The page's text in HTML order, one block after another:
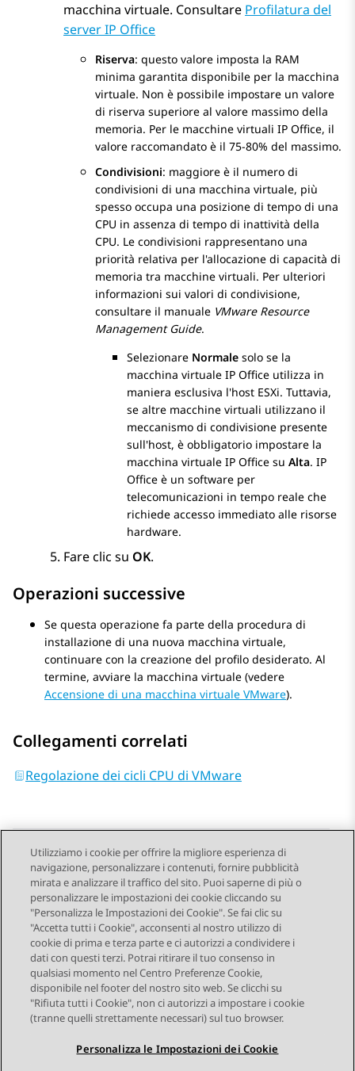
macchina virtuale. Consultare Profilatura del
server IP Office
Riserva: questo valore imposta la RAM
minima garantita disponibile per la macchina
virtuale. Non è possibile impostare un valore
di riserva superiore al valore massimo della
memoria. Per le macchine virtuali IP Office, il
valore raccomandato è il 75-80% del massimo.
Condivisioni: maggiore è il numero di
condivisioni di una macchina virtuale, più
spesso occupa una posizione di tempo di una
CPU in assenza di tempo di inattività della
CPU. Le condivisioni rappresentano una
priorità relativa per l'allocazione di capacità di
memoria tra macchine virtuali. Per ulteriori
informazioni sui valori di condivisione,
consultare il manuale VMware Resource
Management Guide.
Selezionare Normale solo se la
macchina virtuale IP Office utilizza in
maniera esclusiva l'host ESXi. Tuttavia,
se altre macchine virtuali utilizzano il
meccanismo di condivisione presente
sull'host, è obbligatorio impostare la
macchina virtuale IP Office su Alta. IP
Office è un software per
telecomunicazioni in tempo reale che
richiede accesso immediato alle risorse
hardware.
Fare clic su OK.
Operazioni successive
Se questa operazione fa parte della procedura di
installazione di una nuova macchina virtuale,
continuare con la creazione del profilo desiderato. Al
termine, avviare la macchina virtuale (vedere
Accensione di una macchina virtuale VMware).
Collegamenti correlati
Regolazione dei cicli CPU di VMware
Send Feedback
Navigazione argomento
Argomento precedente Argomento successivo
STAY CONNECTED
Utilizziamo i cookie per offrire la migliore esperienza di
navigazione, personalizzare i contenuti, fornire pubblicità
mirata e analizzare il traffico del sito. Puoi saperne di più o
personalizzare le impostazioni dei cookie cliccando su
"Personalizza le Impostazioni dei Cookie". Se fai clic su
"Accetta tutti i Cookie", acconsenti al nostro utilizzo di
cookie di prima e terza parte e ci autorizzi a condividere i
dati con questi terzi. Potrai ritirare il tuo consenso in
qualsiasi momento nel Centro Preferenze Cookie,
disponibile nel footer del nostro sito web. Se clicchi su
"Rifiuta tutti i Cookie", non ci autorizzi a impostare i cookie
(tranne quelli strettamente necessari) sul tuo browser.
Personalizza le Impostazioni dei Cookie